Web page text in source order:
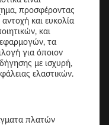
προσφέροντας
και ευκολία
και
τα
για όποιον
με ισχυρή,
ελαστικών.
πλατών